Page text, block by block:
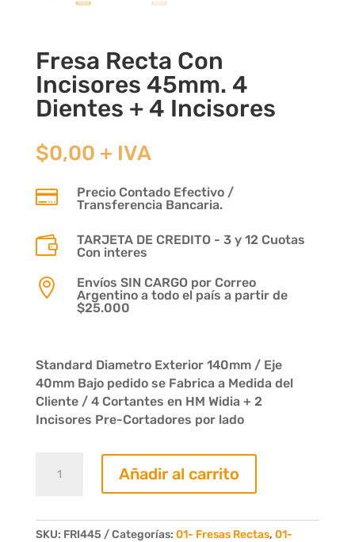
Fresa Recta Con
Incisores 45mm. 4
Dientes + 4 Incisores
$0,00 + IVA

Precio Contado Efectivo /
Transferencia Bancaria.

TARJETA DE CREDITO - 3 y 12 Cuotas
Con interes

Envíos SIN CARGO por Correo
Argentino a todo el país a partir de
$25.000
Standard Diametro Exterior 140mm / Eje
40mm Bajo pedido se Fabrica a Medida del
Cliente / 4 Cortantes en HM Widia + 2
Incisores Pre-Cortadores por lado
Recta
45mm.
Añadir al carrito
SKU: FRI445 Categorías: 01- Fresas Rectas, 01-